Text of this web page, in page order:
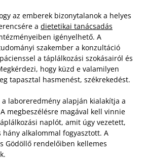
az emberek bizonytalanok a helyes
a dietetikai tanácsadás
igényelhető. A
szakember a konzultáció
a táplálkozási szokásairól és
hogy küzd e valamilyen
tapasztal hasmenést, székrekedést.
laboreredmény alapján kialakítja a
megbeszélésre magával kell vinnie
naplót, amit úgy vezetett,
alkalommal fogyasztott. A
Gödöllő rendelőiben kellemes